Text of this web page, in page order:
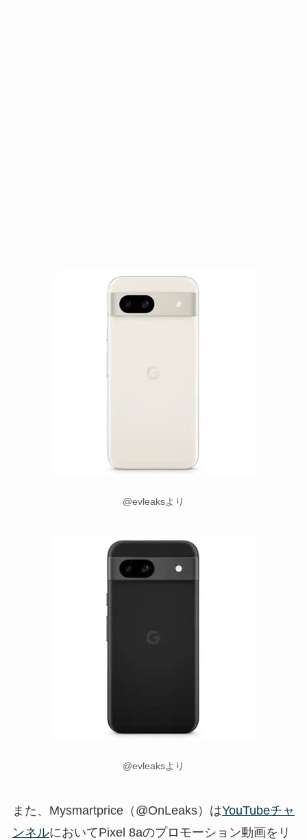
@evleaksより
@evleaksより
また、Mysmartprice（@OnLeaks）はYouTubeチャ
ンネルにおいてPixel 8aのプロモーション動画をリ